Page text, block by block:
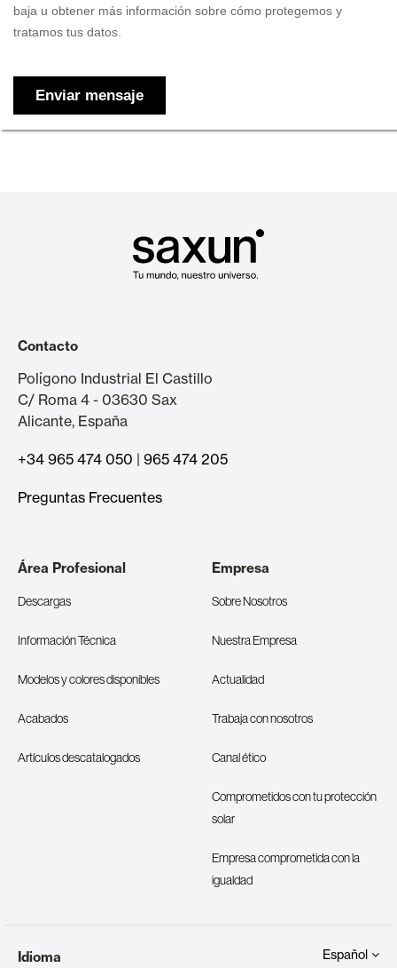
Contacto
Polígono Industrial El Castillo
C/ Roma 4 - 03630 Sax
Alicante, España
+34 965 474 050 | 965 474 205
Preguntas Frecuentes
Área Profesional
Descargas
Información Técnica
Modelos y colores disponibles
Acabados
Artículos descatalogados
Empresa
Sobre Nosotros
Nuestra Empresa
Actualidad
Trabaja con nosotros
Canal ético
Comprometidos con tu protección
solar
Empresa comprometida con la
igualdad
Idioma Español